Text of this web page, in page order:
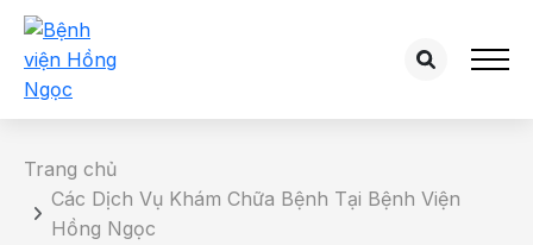
Trang chủ
Các Dịch Vụ Khám Chữa Bệnh Tại Bệnh Viện
Hồng Ngọc